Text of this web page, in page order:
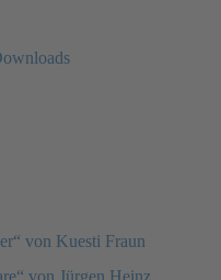
von Kuesti Fraun
von Jürgen Heinz